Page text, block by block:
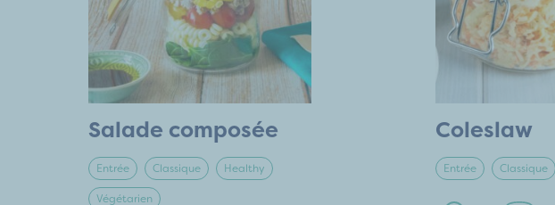
Salade composée
Entrée Classique Healthy
Végétarien
Coleslaw
Entrée Classique